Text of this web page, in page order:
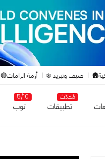
صيف وتبريد ❄️ أزمة الرامات🔴
مُحدّث
تطبيقات
5/10
توب